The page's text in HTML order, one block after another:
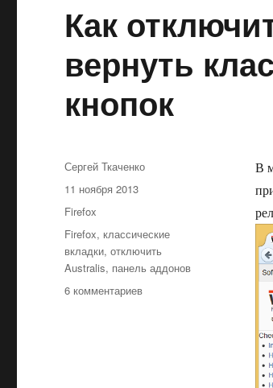
для
загрузки
Как
вернуть
кнопок
В
Автор
Сергей Ткаченко
Опубликовано
11 ноября 2013
Рубрики
Firefox
Метки
Firefox, классические
вкладки,отключить
Australis, панель аддонов
6 комментариевк